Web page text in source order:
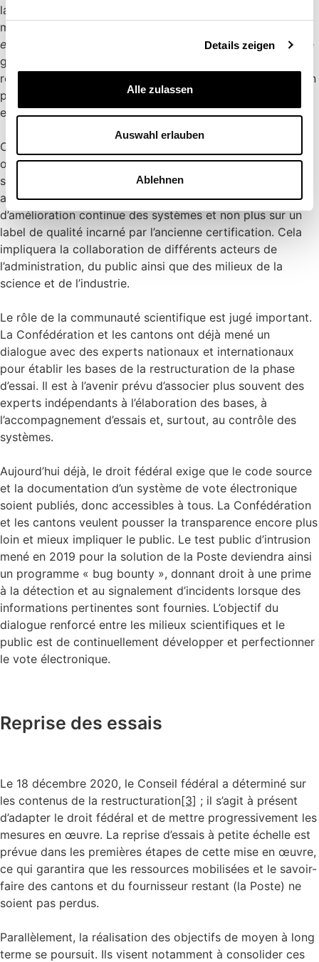
Details zeigen
Alle zulassen
Auswahl erlauben
Ablehnen
la vérifiabilité complète, laquelle permet de détecter les
manipulations des suffrages électroniques (voir
encadré 2
). La sécurité du vote électronique sera en outre
garantie par des exigences de sécurité plus précises, des
règles de transparence plus rigoureuses, une collaboration
plus étroite avec des experts indépendants et un contrôle
efficace effectué sur mandat de la Confédération.
Comme par le passé, l’autorisation générale ne sera
octroyée que si les risques se situent à un niveau
suffisamment bas moyennant des mesures de limitation
adéquates. L’accent sera mis sur un processus
d’amélioration continue des systèmes et non plus sur un
label de qualité incarné par l’ancienne certification. Cela
impliquera la collaboration de différents acteurs de
l’administration, du public ainsi que des milieux de la
science et de l’industrie.
Le rôle de la communauté scientifique est jugé important.
La Confédération et les cantons ont déjà mené un
dialogue avec des experts nationaux et internationaux
pour établir les bases de la restructuration de la phase
d’essai. Il est à l’avenir prévu d’associer plus souvent des
experts indépendants à l’élaboration des bases, à
l’accompagnement d’essais et, surtout, au contrôle des
systèmes.
Aujourd’hui déjà, le droit fédéral exige que le code source
et la documentation d’un système de vote électronique
soient publiés, donc accessibles à tous. La Confédération
et les cantons veulent pousser la transparence encore plus
loin et mieux impliquer le public. Le test public d’intrusion
mené en 2019 pour la solution de la Poste deviendra ainsi
un programme « bug bounty », donnant droit à une prime
à la détection et au signalement d’incidents lorsque des
informations pertinentes sont fournies. L’objectif du
dialogue renforcé entre les milieux scientifiques et le
public est de continuellement développer et perfectionner
le vote électronique.
Reprise des essais
Le 18 décembre 2020, le Conseil fédéral a déterminé sur
les contenus de la restructuration[3] ; il s’agit à présent
d’adapter le droit fédéral et de mettre progressivement les
mesures en œuvre. La reprise d’essais à petite échelle est
prévue dans les premières étapes de cette mise en œuvre,
ce qui garantira que les ressources mobilisées et le savoir-
faire des cantons et du fournisseur restant (la Poste) ne
soient pas perdus.
Parallèlement, la réalisation des objectifs de moyen à long
terme se poursuit. Ils visent notamment à consolider ces